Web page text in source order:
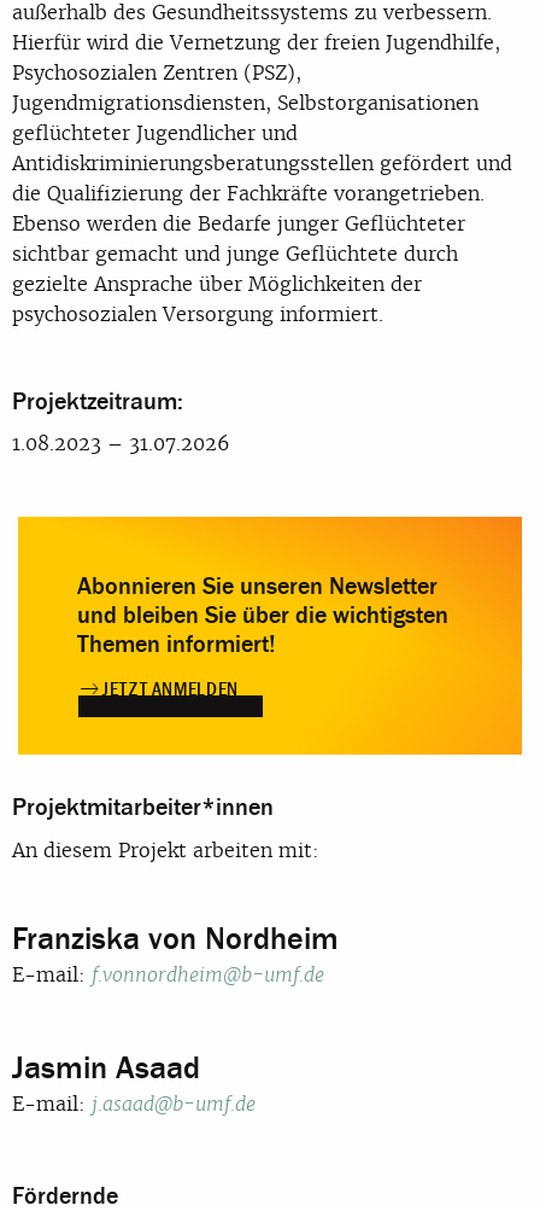
außerhalb des Gesundheitssystems zu verbessern.
Hierfür wird die Vernetzung der freien Jugendhilfe,
Psychosozialen Zentren (PSZ),
Jugendmigrationsdiensten, Selbstorganisationen
geflüchteter Jugendlicher und
Antidiskriminierungsberatungsstellen gefördert und
die Qualifizierung der Fachkräfte vorangetrieben.
Ebenso werden die Bedarfe junger Geflüchteter
sichtbar gemacht und junge Geflüchtete durch
gezielte Ansprache über Möglichkeiten der
psychosozialen Versorgung informiert.
Projektzeitraum:
1.08.2023 – 31.07.2026
Abonnieren Sie unseren Newsletter
und bleiben Sie über die wichtigsten
Themen informiert!
JETZT ANMELDEN
Projektmitarbeiter*innen
An diesem Projekt arbeiten mit:
Franziska von Nordheim
E-mail: f.vonnordheim@b-umf.de
Jasmin Asaad
E-mail: j.asaad@b-umf.de
Fördernde